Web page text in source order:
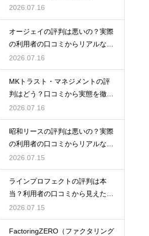
2026.07.16
オージェイの評判は悪いの？実際
の利用者の口コミからリアルな実
態検証
2026.07.16
MKトラスト・マネジメントの評
判はどう？口コミから実態を徹底
検証！
2026.07.16
昭和リースの評判は悪いの？実際
の利用者の口コミからリアルな実
態検証
2026.07.15
ラインプロフェクトの評判は本
当？利用者の口コミから見えた実
態検証
2026.07.15
FactoringZERO（ファクタリング